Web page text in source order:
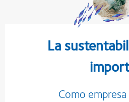
La
Como